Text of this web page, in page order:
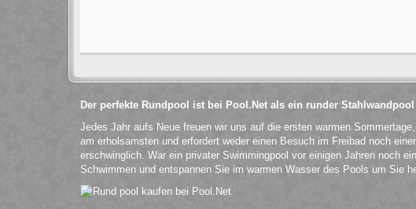
Der perfekte Rundpool ist bei Pool.Net als ein runder Stahlwandpool
Jedes Jahr aufs Neue freuen wir uns auf die ersten warmen
am erholsamsten und erfordert weder einen Besuch im Freibad noch
erschwinglich. War ein privater Swimmingpool vor einigen Jahren noch
Schwimmen und entspannen Sie im warmen Wasser des Pools um Sie